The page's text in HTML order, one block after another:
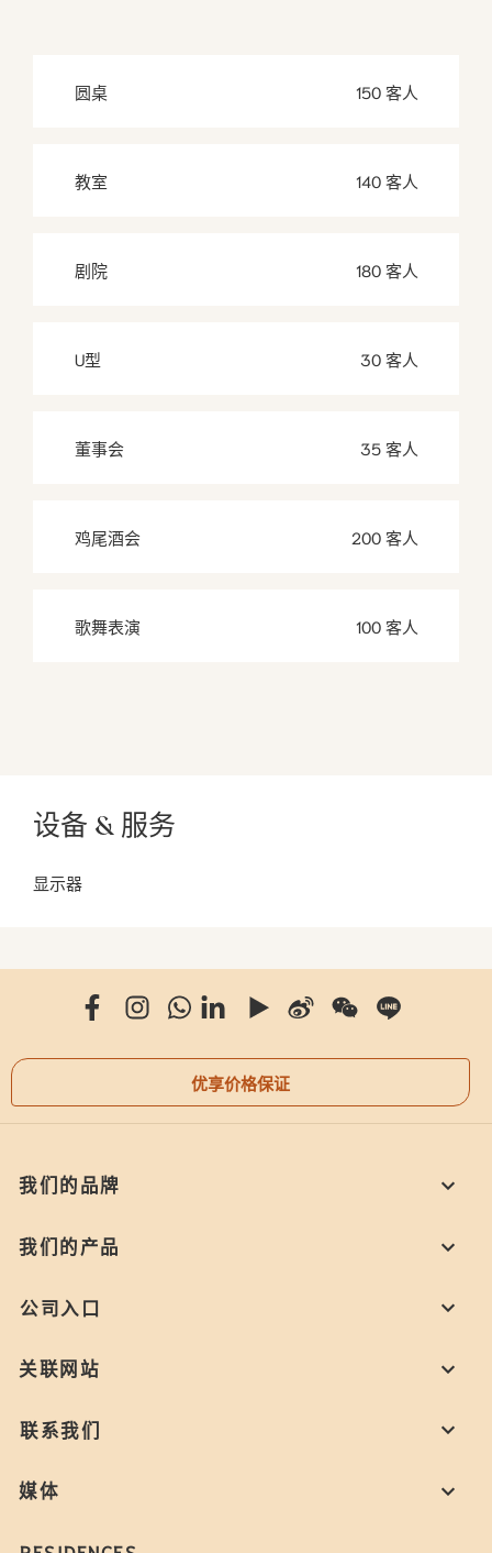
圆桌 150 客人
教室 140 客人
剧院 180 客人
U型 30 客人
董事会 35 客人
鸡尾酒会 200 客人
歌舞表演 100 客人
设备 & 服务
显示器
优享价格保证
我们的品牌
我们的产品
公司入口
关联网站
联系我们
媒体